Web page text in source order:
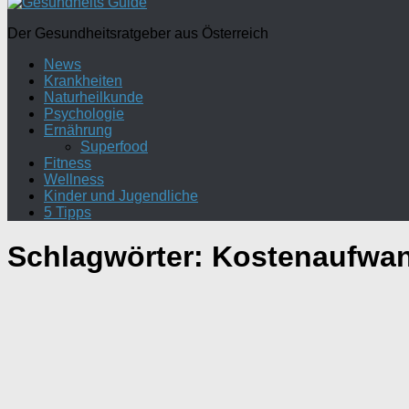
Der Gesundheitsratgeber aus Österreich
News
Krankheiten
Naturheilkunde
Psychologie
Ernährung
Superfood
Fitness
Wellness
Kinder und Jugendliche
5 Tipps
Schlagwörter: